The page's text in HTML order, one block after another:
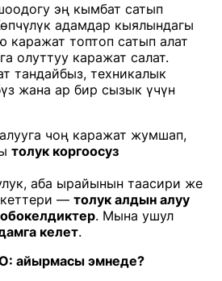
эң кымбат сатып
адамдар кыялындагы
топтоп сатып алат
олуттуу каражат салат.
тандайбыз, техникалык
жана ар бир сызык үчүн
чоң каражат жумшап,
толук коргоосуз
аба ырайынын таасири же
— толук алдын алуу
. Мына ушул
келет.
айырмасы эмнеде?